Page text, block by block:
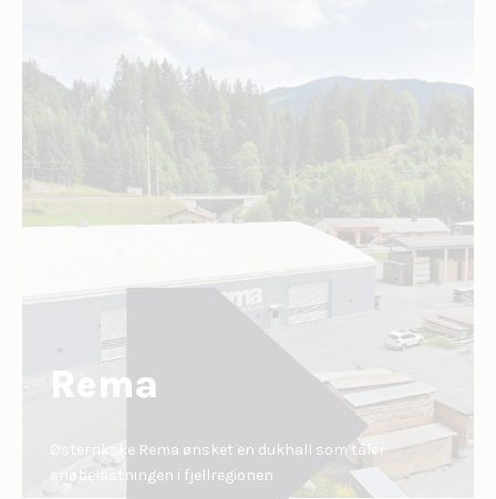
Rema
Østerrikske Rema ønsket en dukhall som tåler
snøbelastningen i fjellregionen